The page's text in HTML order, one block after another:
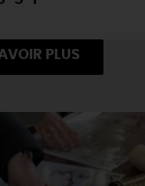
PLUS